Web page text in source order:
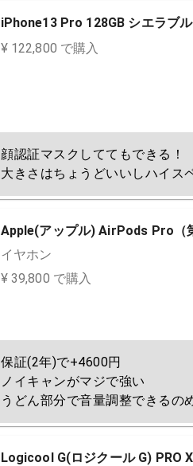
iPhone13 Pro 128GB シエラブ
¥ 122,800 で購入
顔認証マスクしててもできる！
大きさはちょうどいいしハイス
Apple(アップル) AirPods Pro（
イヤホン
¥ 39,800 で購入
保証(2年)で+4600円
ノイキャンがマジで強い
うどん部分で音量調整できるの
Logicool G(ロジクール G) PRO